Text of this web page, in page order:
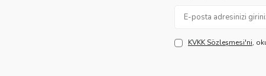
KVKK Sözleşmesi'ni,